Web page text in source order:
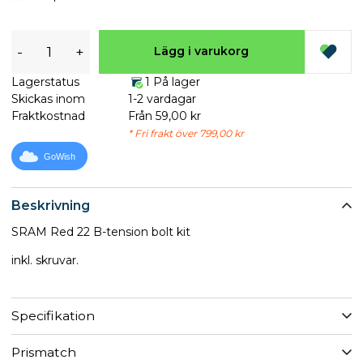
Beskrivning
SRAM Red 22 B-tension bolt kit
inkl. skruvar.
Specifikation
Prismatch
- + Lägg i varukorg
Lagerstatus
1 På lager
Skickas inom
1-2 vardagar
Fraktkostnad
Från 59,00 kr
* Fri frakt över 799,00 kr
GoWish